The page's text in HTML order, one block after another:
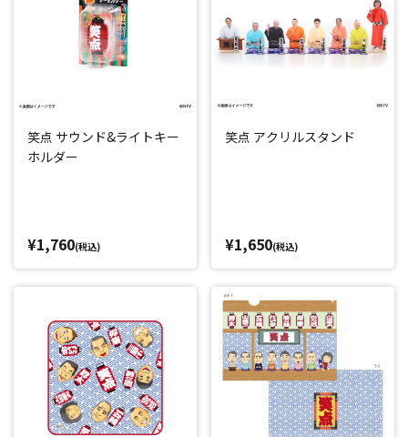
笑点 サウンド&ライトキー
ホルダー
¥1,760(税込)
笑点 アクリルスタンド
¥1,650(税込)